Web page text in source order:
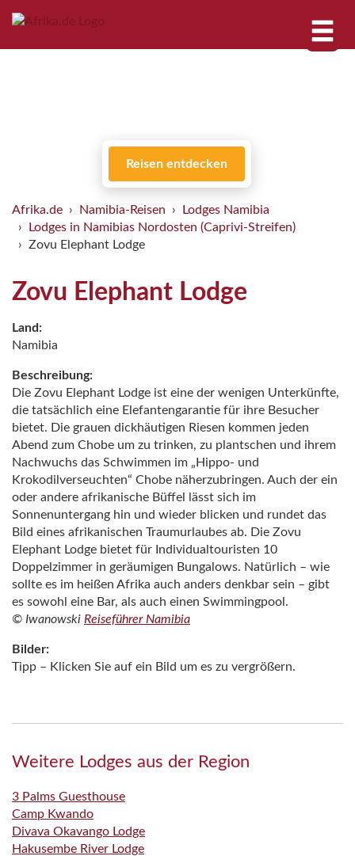
Reisen entdecken
Afrika.de Namibia-Reisen
Lodges Namibia
Lodges in Namibias Nordosten (Caprivi-Streifen)
Zovu Elephant Lodge
Zovu Elephant Lodge
Land:
Namibia
Beschreibung:
Die Zovu Elephant Lodge ist eine der wenigen Unterkünfte,
die tatsächlich eine Elefantengarantie für ihre Besucher
bietet. Die grauen dickhäutigen Riesen kommen jeden
Abend zum Chobe um zu trinken, zu plantschen und ihrem
Nachwuchs das Schwimmen im „Hippo- und
Krokodilverseuchten“ Chobe näherzubringen. Auch der ein
oder andere afrikanische Büffel lässt sich im
Sonnenuntergang hin und wieder blicken und rundet das
Bild eines afrikanischen Traumurlaubes ab. Die Zovu
Elephant Lodge bietet für Individualtouristen 10
Doppelzimmer in geräumigen Bungalows. Natürlich – wie
sollte es im heißen Afrika auch anders denkbar sein – gibt
es sowohl eine Bar, als auch einen Swimmingpool.
© Iwanowski Reiseführer Namibia
Bilder:
Tipp – Klicken Sie auf ein Bild um es zu vergrößern.
Weitere Lodges aus der Region
3 Palms Guesthouse
Camp Kwando
Divava Okavango Lodge
Hakusembe River Lodge